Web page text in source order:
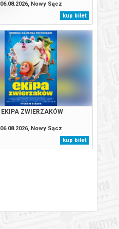
06.08.2026, Nowy Sącz
kup bilet
EKIPA ZWIERZAKÓW
06.08.2026, Nowy Sącz
kup bilet